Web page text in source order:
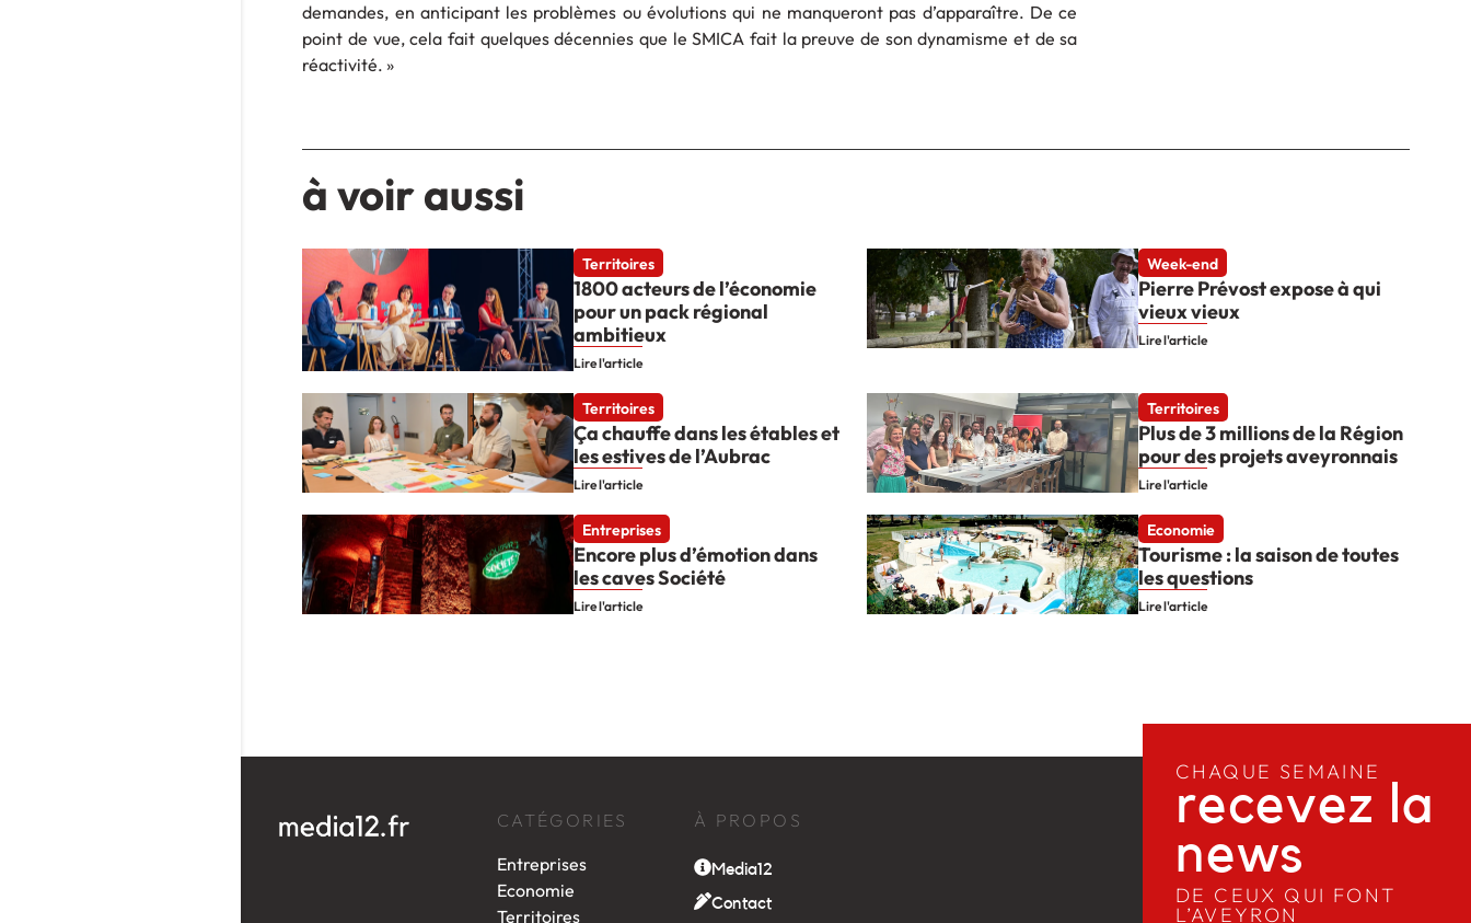
demandes, en anticipant les problèmes ou évolutions qui ne manqueront pas d’apparaître. De ce
point de vue, cela fait quelques décennies que le SMICA fait la preuve de son dynamisme et de sa
réactivité. »
à voir aussi
Territoires
1800 acteurs de l’économie
pour un pack régional
ambitieux
Lire l'article
Week-end
Pierre Prévost expose à qui
vieux vieux
Lire l'article
Territoires
Ça chauffe dans les étables et
les estives de l’Aubrac
Lire l'article
Territoires
Plus de 3 millions de la Région
pour des projets aveyronnais
Lire l'article
Entreprises
Encore plus d’émotion dans
les caves Société
Lire l'article
Economie
Tourisme : la saison de toutes
les questions
Lire l'article
CATÉGORIES
Entreprises
Economie
Territoires
À PROPOS
Media12
Contact
CHAQUE SEMAINE
recevez la
news​
DE CEUX QUI FONT
L’AVEYRON